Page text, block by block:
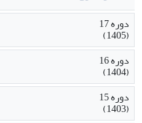
دوره 17
(1405)
دوره 16
(1404)
دوره 15
(1403)